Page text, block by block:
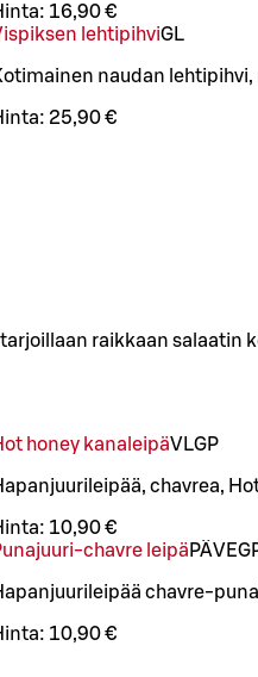
16,90 €
lehtipihviGL
naudan
25,90 €
tarjoillaan raikkaan salaatin
honey kanaleipäVLGP
chavrea,
10,90 €
chavre leipä PÄVE
chavre-
10,90 €